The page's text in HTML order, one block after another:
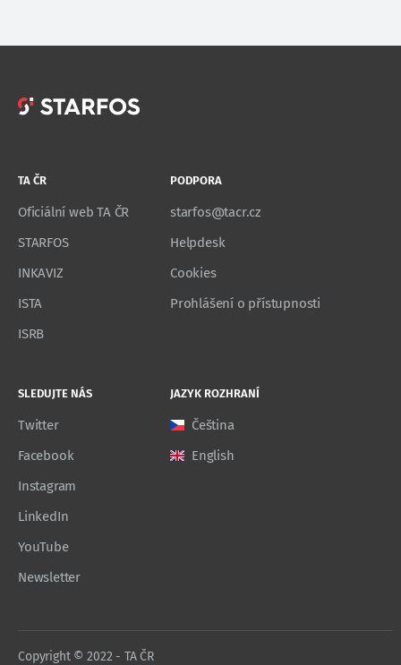
TA ČR
Oficiální web TA ČR
STARFOS
INKAVIZ
ISTA
ISRB
PODPORA
starfos@tacr.cz
Helpdesk
Cookies
Prohlášení o přístupnosti
SLEDUJTE NÁS
Twitter
Facebook
Instagram
LinkedIn
YouTube
Newsletter
JAZYK ROZHRANÍ
Čeština
English
Copyright © 2022 - TA ČR